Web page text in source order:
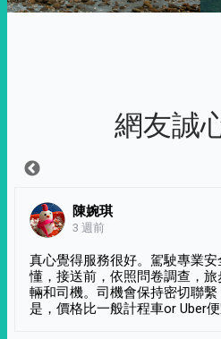
網友誠
陳婉琪
3 週前
真心覺得服務很好。駕駛專業
懂，接送前，依照問卷調查，
輛和司機。司機會保持密切聯
是，價格比一般計程車or Uber